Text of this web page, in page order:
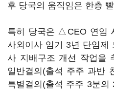
후 당국의 움직임은 한층
특히 당국은 △CEO 연임
사외이사 임기 3년 단임제
사 지배구조 개선 작업을
일반결의(출석 주주 과반
특별결의(출석 주주 3분